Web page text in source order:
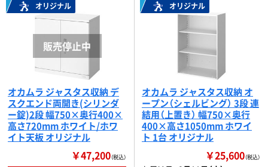
オリジナル
オカムラ ジャスタス収納 デ
スクエンド両開き(シリンダ
ー錠)2段 幅750×奥行400×
高さ720mm ホワイト/ホワ
イト天板 オリジナル
￥47,200（税込）
オリジナル
オカムラ ジャスタス収納 オ
ープン（シェルビング） 3段 連
結用（上置き） 幅750×奥行
400×高さ1050mm ホワイ
ト 1台 オリジナル
￥25,600（税込）